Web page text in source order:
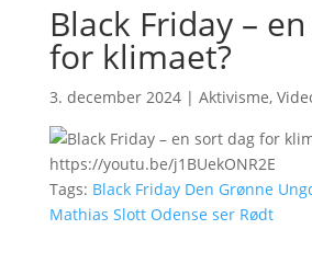
Black Friday –
for klimaet?
3. december 2024| Aktivisme,
https://youtu.be/j1BUekONR2E
Tags: Black Friday Den Grønne
Mathias Slott Odense ser Rødt